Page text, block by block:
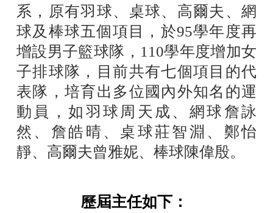
系，原有羽球、桌球、高爾夫、網
球及棒球五個項目，於95學年度再
增設男子籃球隊，110學年度增加女
子排球隊，目前共有七個項目的代
表隊，培育出多位國內外知名的運
動員，如羽球周天成、網球詹詠
然、詹皓晴、桌球莊智淵、鄭怡
靜、高爾夫曾雅妮、棒球陳偉殷。
歷屆主任如下：